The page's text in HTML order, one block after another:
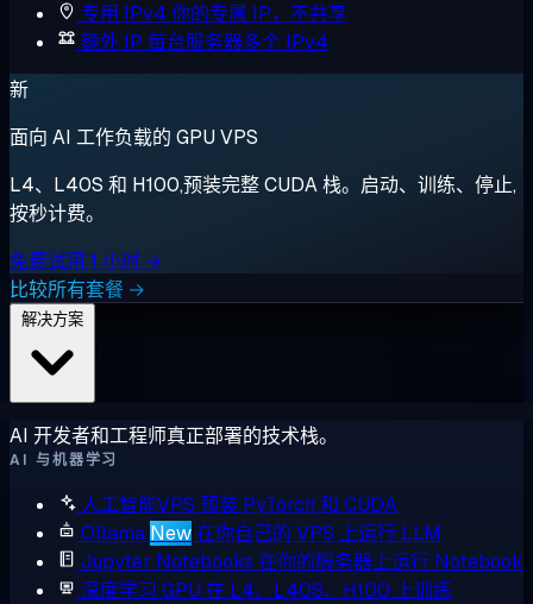
专用 IPv4 你的专属 IP，不共享
额外 IP 每台服务器多个 IPv4
新
面向 AI 工作负载的 GPU VPS
L4、L40S 和 H100,预装完整 CUDA 栈。启动、训练、停止,
按秒计费。
免费试用 1 小时 →
比较所有套餐 →
AI 开发者和工程师真正部署的技术栈。
AI 与机器学习
人工智能VPS 预装 PyTorch 和 CUDA
Ollama New在你自己的 VPS 上运行 LLM
Jupyter Notebooks 在你的服务器上运行 Notebook
深度学习 GPU 在 L4、L40S、H100 上训练